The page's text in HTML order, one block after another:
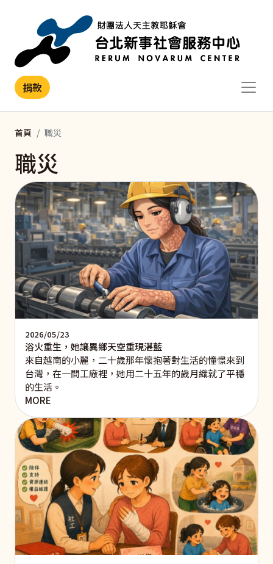
捐款
首頁 職災
職災
2026/05/23
浴火重生，她讓異鄉天空重現湛藍
來自越南的小麗，二十歲那年懷抱著對生活的憧憬來到
台灣，在一間工廠裡，她用二十五年的歲月織就了平穩
的生活。
MORE